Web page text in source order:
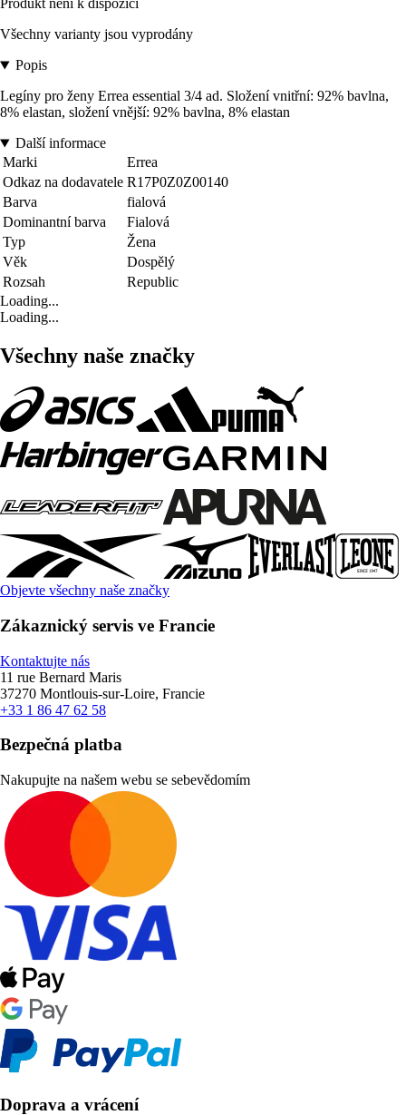
Produkt není k dispozici
Všechny varianty jsou vyprodány
Popis
Legíny pro ženy Errea essential 3/4 ad. Složení vnitřní: 92% bavlna,
8% elastan, složení vnější: 92% bavlna, 8% elastan
Další informace
Marki
Errea
Odkaz na dodavatele R17P0Z0Z00140
Barva
fialová
Dominantní barva
Fialová
Typ
Žena
Věk
Dospělý
Rozsah
Republic
Loading...
Loading...
Všechny naše značky
Objevte všechny naše značky
Zákaznický servis ve Francie
Kontaktujte nás
11 rue Bernard Maris
37270 Montlouis-sur-Loire, Francie
+33 1 86 47 62 58
Bezpečná platba
Nakupujte na našem webu se sebevědomím
Doprava a vrácení